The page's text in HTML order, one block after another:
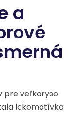
a
pre veľkoryso
lokomotívka